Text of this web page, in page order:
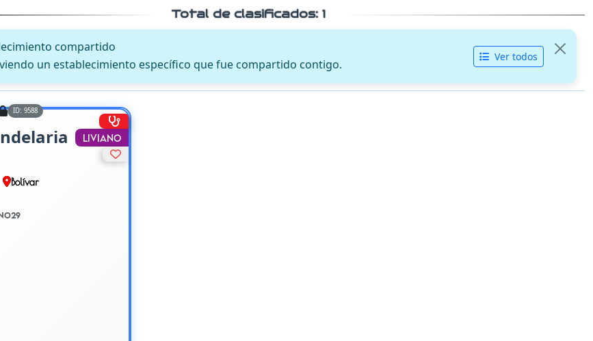
Total de clasificados: 1
compartido
un establecimiento específico que fue compartido contigo.
Ver todos
ID: 9588
Liviano
Bolívar